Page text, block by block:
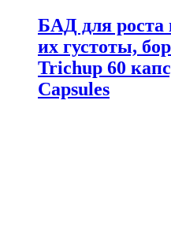
БАД для роста
их густоты,
Trichup 60
Capsules